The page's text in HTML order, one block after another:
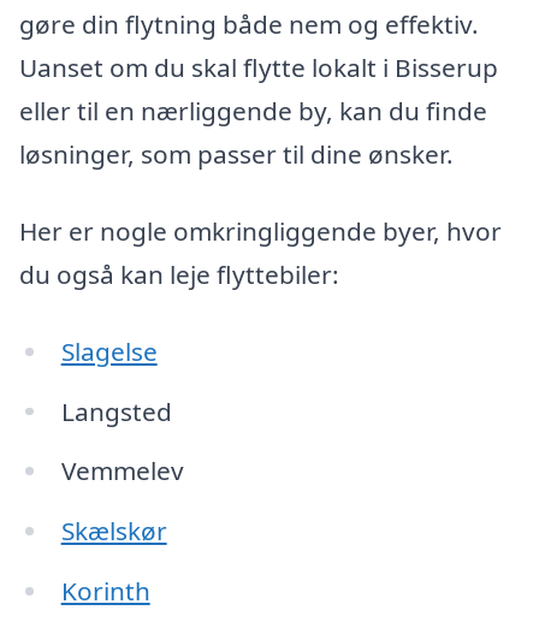
gøre din flytning både nem og effektiv.
Uanset om du skal flytte lokalt i Bisserup
eller til en nærliggende by, kan du finde
løsninger, som passer til dine ønsker.
Her er nogle omkringliggende byer, hvor
du også kan leje flyttebiler:
Slagelse
Langsted
Vemmelev
Skælskør
Korinth